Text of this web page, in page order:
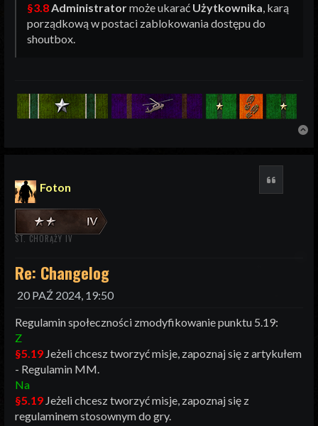
§3.8Administratormoże ukarać Użytkownika, karą
porządkową w postaci zablokowania dostępu do
shoutbox.
Foton
ST. CHORĄŻY IV
Re: Changelog
20 PAŹ 2024, 19:50
Regulamin społeczności zmodyfikowanie punktu 5.19:
Z
§5.19 Jeżeli chcesz tworzyć misje, zapoznaj się z artykułem
- Regulamin MM.
Na
§5.19 Jeżeli chcesz tworzyć misje, zapoznaj się z
regulaminem stosownym do gry.